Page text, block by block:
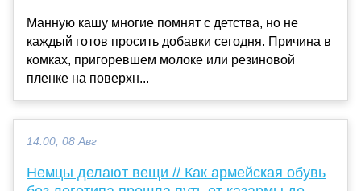
Манную кашу многие помнят с детства, но не
каждый готов просить добавки сегодня. Причина в
комках, пригоревшем молоке или резиновой
пленке на поверхн...
14:00, 08 Авг
Немцы делают вещи // Как армейская обувь